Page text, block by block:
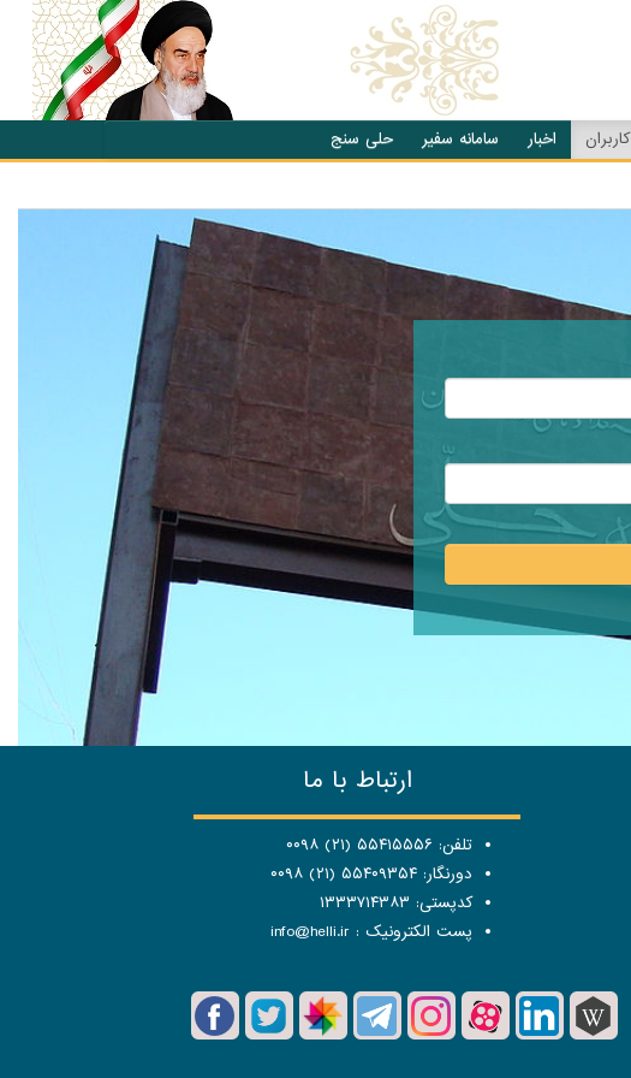
کاربران اخبار سامانه سفیر حلی سنج
ارتباط با ما
تلفن: ۵۵۴۱۵۵۵۶ (۲۱) ۰۰۹۸
دورنگار: ۵۵۴۰۹۳۵۴ (۲۱) ۰۰۹۸
کدپستی: ۱۳۳۳۷۱۴۳۸۳
پست الکترونیک : info@helli.ir